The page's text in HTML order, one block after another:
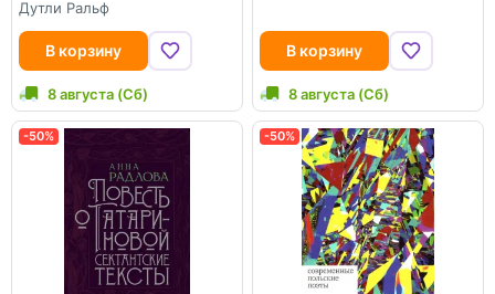
Дутли Ральф
В корзину
8 августа (Сб)
В корзину
8 августа (Сб)
-50% -50%